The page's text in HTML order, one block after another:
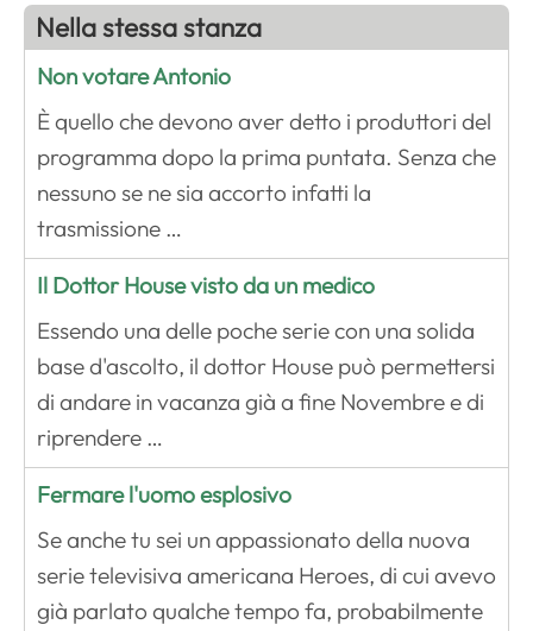
Nella stessa stanza
Non votare Antonio
È quello che devono aver detto i produttori del
programma dopo la prima puntata. Senza che
nessuno se ne sia accorto infatti la
trasmissione …
Il Dottor House visto da un medico
Essendo una delle poche serie con una solida
base d'ascolto, il dottor House può permettersi
di andare in vacanza già a fine Novembre e di
riprendere …
Fermare l'uomo esplosivo
Se anche tu sei un appassionato della nuova
serie televisiva americana Heroes, di cui avevo
già parlato qualche tempo fa, probabilmente